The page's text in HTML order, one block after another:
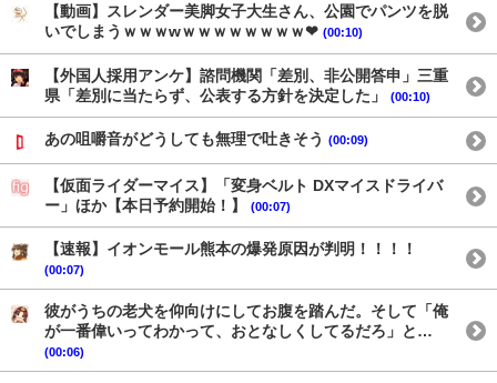
【動画】スレンダー美脚女子大生さん、公園でパンツを脱
いでしまうｗｗｗwｗｗｗｗｗｗｗｗ❤ (00:10)
【外国人採用アンケ】諮問機関「差別、非公開答申」三重
県「差別に当たらず、公表する方針を決定した」
(00:10)
あの咀嚼音がどうしても無理で吐きそう (00:09)
【仮面ライダーマイス】「変身ベルト DXマイスドライバ
ー」ほか【本日予約開始！】
(00:07)
【速報】イオンモール熊本の爆発原因が判明！！！！
(00:07)
彼がうちの老犬を仰向けにしてお腹を踏んだ。そして「俺
が一番偉いってわかって、おとなしくしてるだろ」と…
(00:06)